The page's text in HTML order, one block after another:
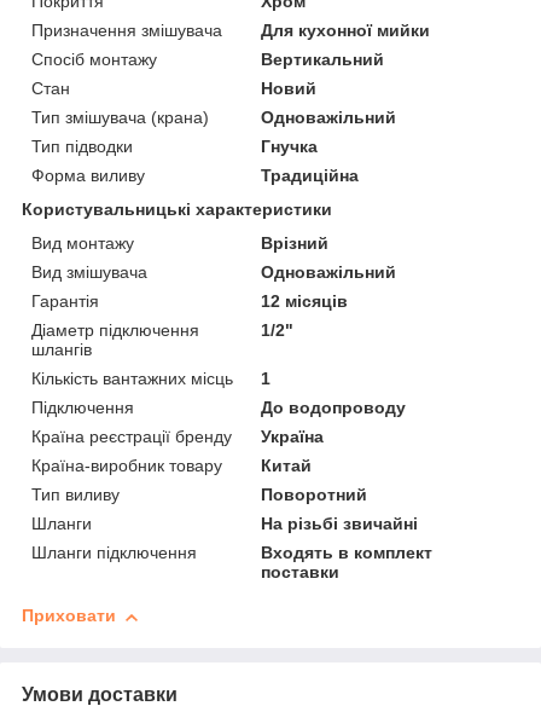
Призначення змішувача
Для кухонної мийки
Спосіб монтажу
Вертикальний
Стан
Новий
Тип змішувача (крана)
Одноважільний
Тип підводки
Гнучка
Форма виливу
Традиційна
Користувальницькі характеристики
Вид монтажу
Врізний
Вид змішувача
Одноважільний
Гарантія
12 місяців
Діаметр підключення
шлангів
1/2"
Кількість вантажних місць
1
Підключення
До водопроводу
Країна реєстрації бренду
Україна
Країна-виробник товару
Китай
Тип виливу
Поворотний
Шланги
На різьбі звичайні
Шланги підключення
Входять в комплект
поставки
Приховати
Умови доставки